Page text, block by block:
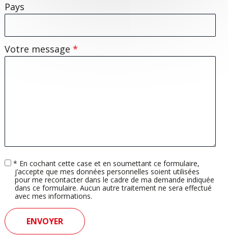
Pays
Votre message *
Accord
rgpd
* En cochant cette case et en soumettant ce formulaire,
j’accepte que mes données personnelles soient utilisées
pour me recontacter dans le cadre de ma demande indiquée
dans ce formulaire. Aucun autre traitement ne sera effectué
avec mes informations.